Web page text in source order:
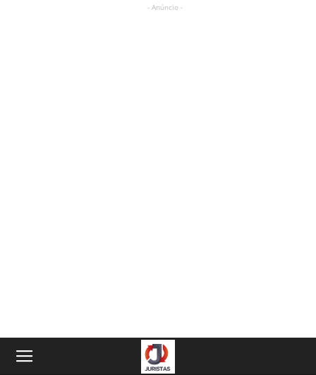
- Anúncio -